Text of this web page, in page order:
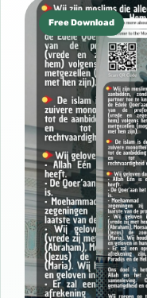
Free Download